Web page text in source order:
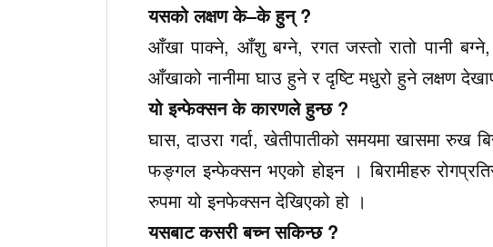
यसको लक्षण के–के हुन् ?
आँखा पाक्ने, आँशु बग्ने, रगत जस्तो रातो पानी बग्ने,
आँखाको नानीमा घाउ हुने र दृष्टि मधुरो हुने लक्षण
यो इन्फेक्सन के कारणले हुन्छ ?
घास, दाउरा गर्दा, खेतीपातीको समयमा खासमा
फङ्गल इन्फेक्सन भएको होइन । बिरामीहरु
रुपमा यो इनफेक्सन देखिएको हो ।
यसबाट कसरी बच्न सकिन्छ ?